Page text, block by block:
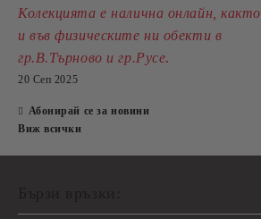
Колекцията е налична онлайн, както
и във физическите ни обекти в
гр.В.Търново и гр.Русе.
20 Сеп 2025
Абонирай се за новини
Виж всички